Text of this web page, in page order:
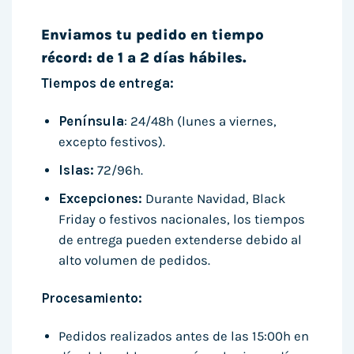
Enviamos tu pedido en tiempo
récord: de 1 a 2 días hábiles.
Tiempos de entrega:
Península: 24/48h (lunes a viernes,
excepto festivos).
Islas: 72/96h.
Excepciones: Durante Navidad, Black
Friday o festivos nacionales, los tiempos
de entrega pueden extenderse debido al
alto volumen de pedidos.
Procesamiento:
Pedidos realizados antes de las 15:00h en